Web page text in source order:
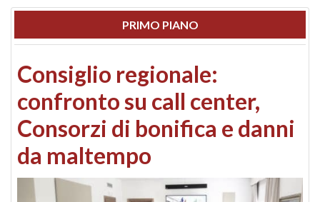
PRIMO PIANO
Consiglio regionale:
confronto su call center,
Consorzi di bonifica e danni
da maltempo